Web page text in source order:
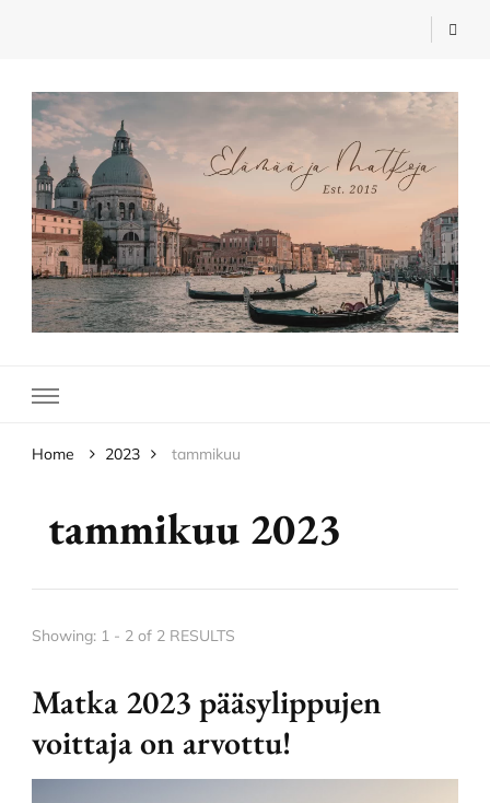
Elämää ja Matkoja
Home 2023 tammikuu
tammikuu 2023
Showing: 1 - 2 of 2 RESULTS
Matka 2023 pääsylippujen
voittaja on arvottu!